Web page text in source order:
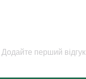
Додайте перший відгук